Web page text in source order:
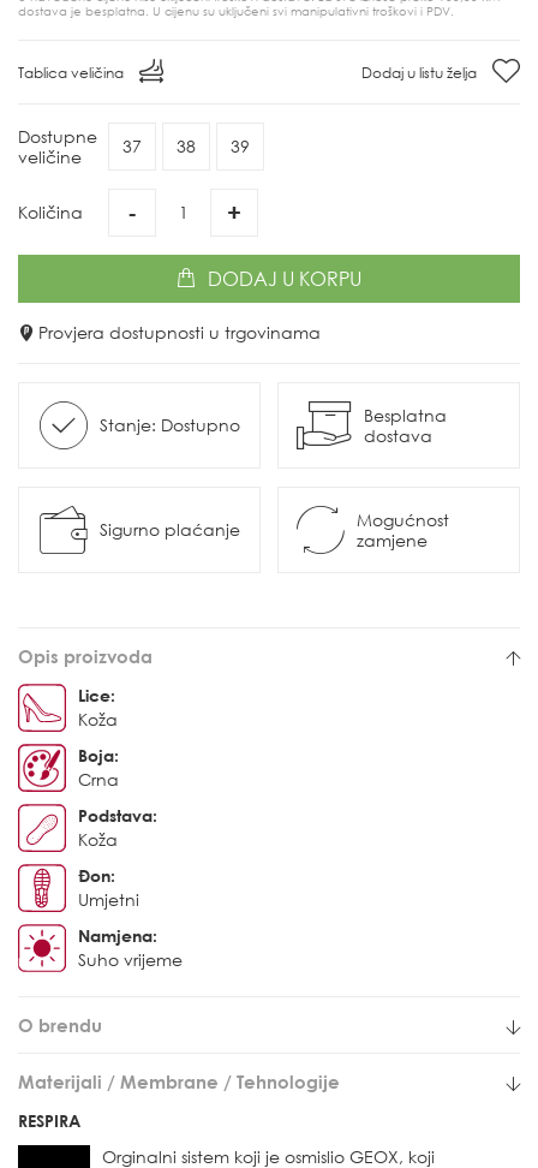
dostava je besplatna. U cijenu su uključeni svi manipulativni troškovi i PDV.
Tablica veličina Dodaj u listu želja
Dostupne
veličine
37 38 39
Količina - +
DODAJ U KORPU
Provjera dostupnosti u trgovinama
Stanje: Dostupno
Besplatna
dostava
Sigurno plaćanje
Mogućnost
zamjene
Opis proizvoda
Lice:
Koža
Boja:
Crna
Podstava:
Koža
Đon:
Umjetni
Namjena:
Suho vrijeme
O brendu
Materijali / Membrane / Tehnologije
RESPIRA
Orginalni sistem koji je osmislio GEOX, koji